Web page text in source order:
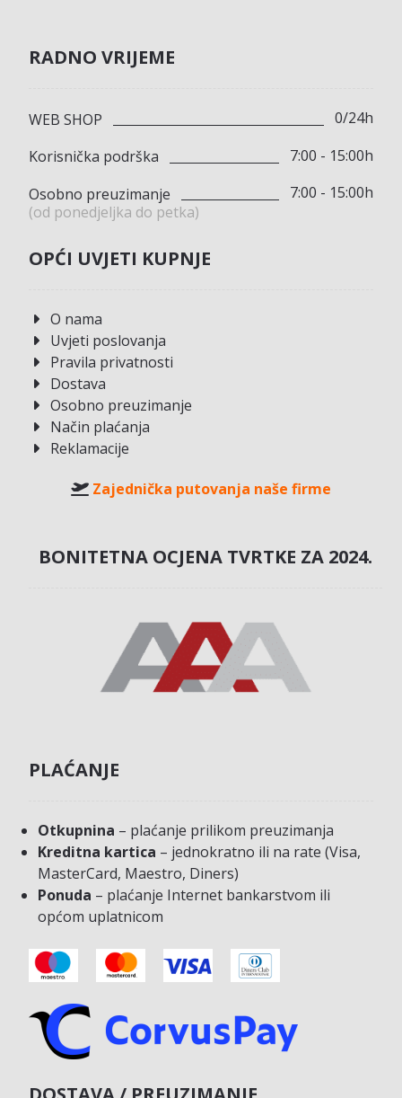
RADNO VRIJEME
WEB SHOP
0/24h
Korisnička podrška
7:00 - 15:00h
Osobno preuzimanje
(od ponedjeljka do petka)
7:00 - 15:00h
OPĆI UVJETI KUPNJE
O nama
Uvjeti poslovanja
Pravila privatnosti
Dostava
Osobno preuzimanje
Način plaćanja
Reklamacije
Zajednička putovanja naše firme
BONITETNA OCJENA TVRTKE ZA 2024.
PLAĆANJE
Otkupnina – plaćanje prilikom preuzimanja
Kreditna kartica – jednokratno ili na rate (Visa,
MasterCard, Maestro, Diners)
Ponuda – plaćanje Internet bankarstvom ili
općom uplatnicom